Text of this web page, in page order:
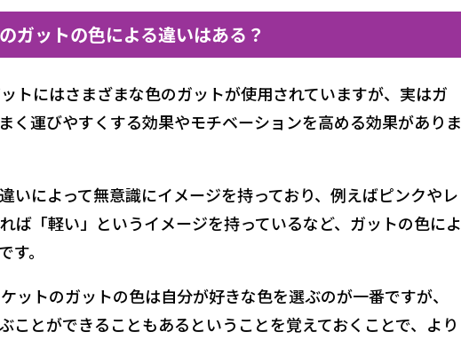
ガットの色による違いはある？
トにはさまざまな色のガットが使用されていますが、実はガ
く運びやすくする効果やモチベーションを高める効果がありま
いによって無意識にイメージを持っており、例えばピンクやレ
ば「軽い」というイメージを持っているなど、ガットの色によ
。
ットのガットの色は自分が好きな色を選ぶのが一番ですが、
ことができることもあるということを覚えておくことで、より